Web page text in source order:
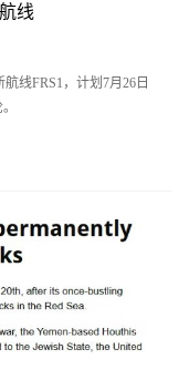
线
线FRS1，计划7月26日